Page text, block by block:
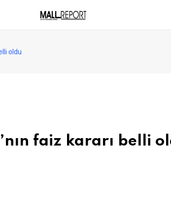
oldu
faiz kararı belli